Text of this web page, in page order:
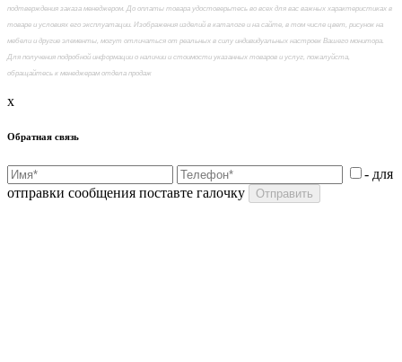
подтверждения заказа менеджером. До оплаты товара удостоверьтесь во всех для вас важных характеристиках в
товаре и условиях его эксплуатации. Изображения изделий в каталоге и на сайте, в том числе цвет, рисунок на
мебели и другие элементы, могут отличаться от реальных в силу индивидуальных настроек Вашего монитора.
Для получения подробной информации о наличии и стоимости указанных товаров и услуг, пожалуйста,
обращайтесь к менеджерам отдела продаж
x
Обратная связь
- для
отправки сообщения поставте галочку